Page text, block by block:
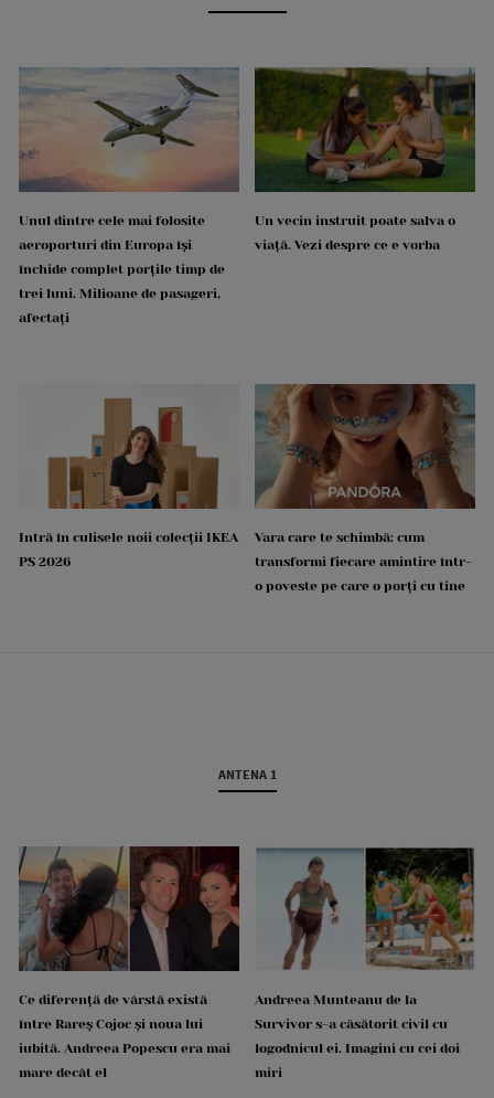
Unul dintre cele mai folosite
aeroporturi din Europa își
închide complet porțile timp de
trei luni. Milioane de pasageri,
afectați
Un vecin instruit poate salva o
viață. Vezi despre ce e vorba
Intră în culisele noii colecții IKEA
PS 2026
Vara care te schimbă: cum
transformi fiecare amintire într-
o poveste pe care o porți cu tine
ANTENA 1
Ce diferență de vârstă există
între Rareș Cojoc și noua lui
iubită. Andreea Popescu era mai
mare decât el
Andreea Munteanu de la
Survivor s-a căsătorit civil cu
logodnicul ei. Imagini cu cei doi
miri